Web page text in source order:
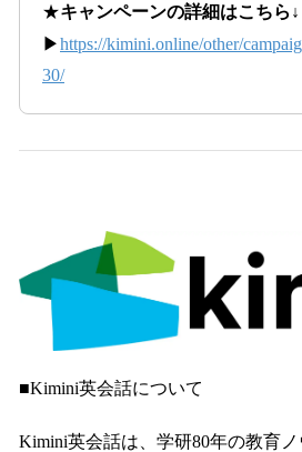
★キャンペーンの詳細はこちら↓
▶https://kimini.online/other/
30/
■Kimini英会話について
Kimini英会話は、学研80年の教育